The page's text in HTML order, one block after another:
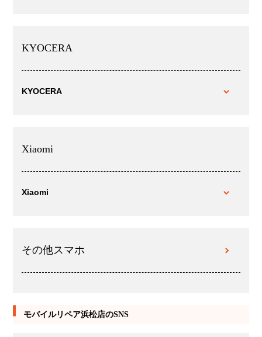
KYOCERA
KYOCERA
Xiaomi
Xiaomi
その他スマホ
モバイルリペア浜松店のSNS